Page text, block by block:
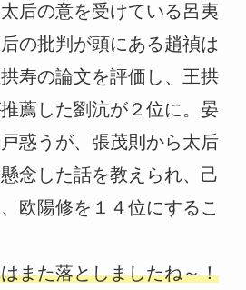
后の意を受けている呂夷
の批判が頭にある趙禎は
寿の論文を評価し、王拱
薦した劉沆が２位に。晏
惑うが、張茂則から太后
念した話を教えられ、己
欧陽修を１４位にするこ
また落としましたね～！